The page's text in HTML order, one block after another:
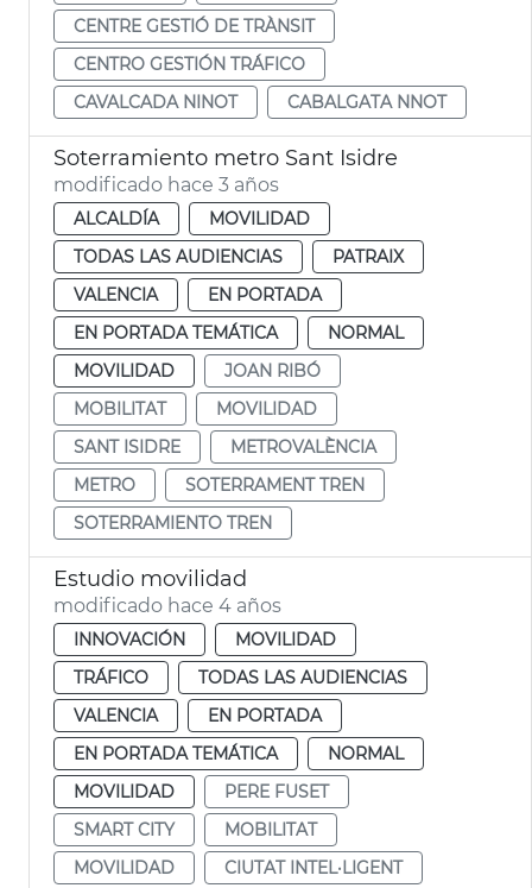
CENTRE GESTIÓ DE TRÀNSIT
CENTRO GESTIÓN TRÁFICO
CAVALCADA NINOT
CABALGATA NNOT
Soterramiento metro Sant Isidre
modificado hace 3 años
ALCALDÍA
MOVILIDAD
TODAS LAS AUDIENCIAS
PATRAIX
VALENCIA
EN PORTADA
EN PORTADA TEMÁTICA
NORMAL
MOVILIDAD
JOAN RIBÓ
MOBILITAT
MOVILIDAD
SANT ISIDRE
METROVALÈNCIA
METRO
SOTERRAMENT TREN
SOTERRAMIENTO TREN
Estudio movilidad
modificado hace 4 años
INNOVACIÓN
MOVILIDAD
TRÁFICO
TODAS LAS AUDIENCIAS
VALENCIA
EN PORTADA
EN PORTADA TEMÁTICA
NORMAL
MOVILIDAD
PERE FUSET
SMART CITY
MOBILITAT
MOVILIDAD
CIUTAT INTEL·LIGENT